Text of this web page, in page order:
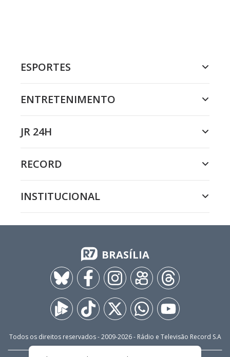
ESPORTES
ENTRETENIMENTO
JR 24H
RECORD
INSTITUCIONAL
BRASÍLIA
Todos os direitos reservados - 2009-2026- Rádio e Televisão Record S.A